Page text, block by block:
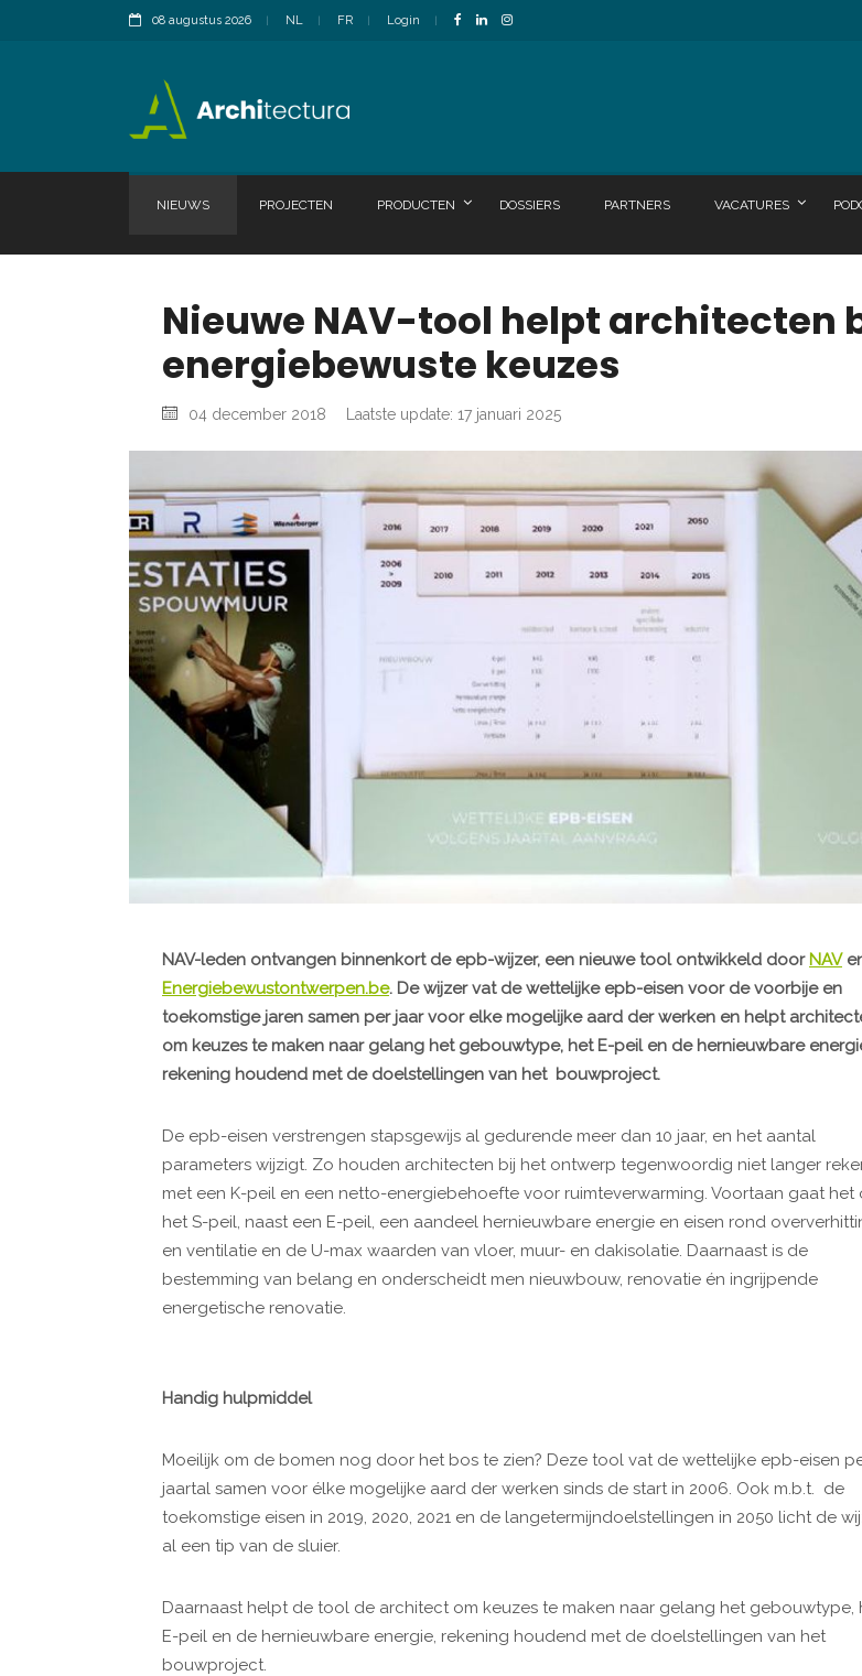
08 augustus 2026 NL FR Login
NIEUWS PROJECTEN PRODUCTEN DOSSIERS PARTNERS VACATURES
Nieuwe NAV-tool helpt architecten
energiebewuste keuzes
04 december 2018 Laatste update: 17 januari 2025
NAV-leden ontvangen binnenkort de epb-wijzer, een nieuwe tool ontwikkeld door NAV
Energiebewustontwerpen.be. De wijzer vat de wettelijke epb-eisen voor de voorbije en
toekomstige jaren samen per jaar voor elke mogelijke aard der werken en helpt
om keuzes te maken naar gelang het gebouwtype, het E-peil en de hernieuwbare
rekening houdend met de doelstellingen van het bouwproject.
De epb-eisen verstrengen stapsgewijs al gedurende meer dan 10 jaar, en het aantal
parameters wijzigt. Zo houden architecten bij het ontwerp tegenwoordig niet langer
met een K-peil en een netto-energiebehoefte voor ruimteverwarming. Voortaan gaat het
het S-peil, naast een E-peil, een aandeel hernieuwbare energie en eisen rond
en ventilatie en de U-max waarden van vloer, muur- en dakisolatie. Daarnaast is de
bestemming van belang en onderscheidt men nieuwbouw, renovatie én ingrijpende
energetische renovatie.
Handig hulpmiddel
Moeilijk om de bomen nog door het bos te zien? Deze tool vat de wettelijke epb-eisen
jaartal samen voor élke mogelijke aard der werken sinds de start in 2006. Ook m.b.t. de
toekomstige eisen in 2019, 2020, 2021 en de langetermijndoelstellingen in 2050 licht de
al een tip van de sluier.
Daarnaast helpt de tool de architect om keuzes te maken naar gelang het gebouwtype,
E-peil en de hernieuwbare energie, rekening houdend met de doelstellingen van het
bouwproject.